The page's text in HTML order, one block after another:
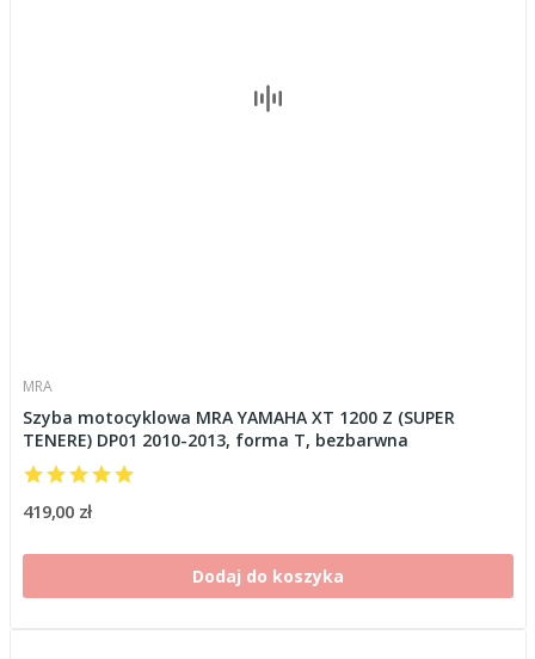
MRA
Szyba motocyklowa MRA YAMAHA XT 1200 Z (SUPER
TENERE) DP01 2010-2013, forma T, bezbarwna
419,00 zł
Dodaj do koszyka